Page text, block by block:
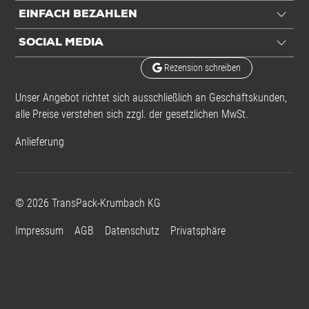
Aufdruck ESD-Logo
Einheiten
Stück: 1 Stück / 0,01 kg
EINFACH BEZAHLEN
SOCIAL MEDIA
Rezension schreiben
Unser Angebot richtet sich ausschließlich an Geschäftskunden,
alle Preise verstehen sich zzgl. der gesetzlichen MwSt.
Anlieferung
© 2026 TransPack-Krumbach KG
Impressum AGB Datenschutz Privatsphäre